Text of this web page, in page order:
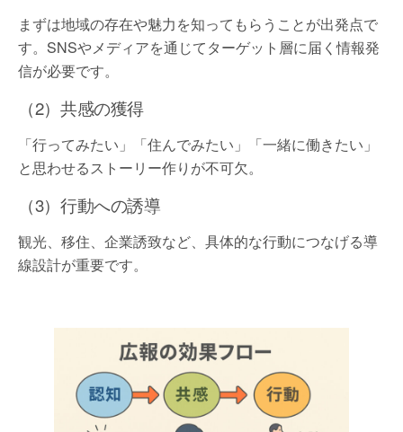
まずは地域の存在や魅力を知ってもらうことが出発点で
す。SNSやメディアを通じてターゲット層に届く情報発
信が必要です。
（2）共感の獲得
「行ってみたい」「住んでみたい」「一緒に働きたい」
と思わせるストーリー作りが不可欠。
（3）行動への誘導
観光、移住、企業誘致など、具体的な行動につなげる導
線設計が重要です。